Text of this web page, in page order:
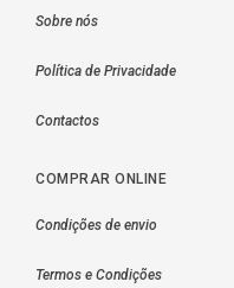
Sobre nós
Política de Privacidade
Contactos
COMPRAR ONLINE
Condições de envio
Termos e Condições